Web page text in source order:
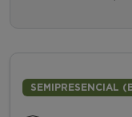
SEMIPRESENCIAL